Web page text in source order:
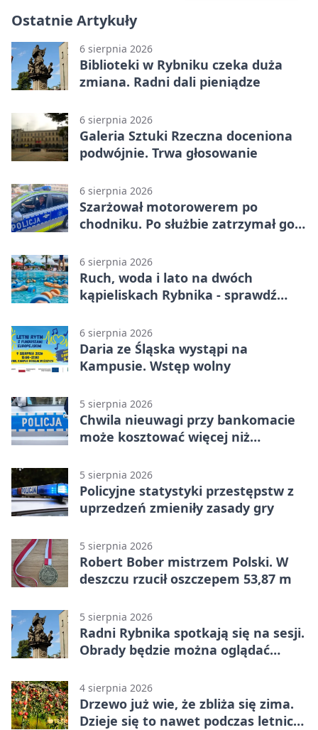
Ostatnie Artykuły
6 sierpnia 2026
Biblioteki w Rybniku czeka duża
zmiana. Radni dali pieniądze
6 sierpnia 2026
Galeria Sztuki Rzeczna doceniona
podwójnie. Trwa głosowanie
6 sierpnia 2026
Szarżował motorowerem po
chodniku. Po służbie zatrzymał go
6 sierpnia 2026
Ruch, woda i lato na dwóch
kąpieliskach Rybnika - sprawdź
6 sierpnia 2026
Daria ze Śląska wystąpi na
Kampusie. Wstęp wolny
5 sierpnia 2026
Chwila nieuwagi przy bankomacie
może kosztować więcej niż
5 sierpnia 2026
Policyjne statystyki przestępstw z
uprzedzeń zmieniły zasady gry
5 sierpnia 2026
Robert Bober mistrzem Polski. W
deszczu rzucił oszczepem 53,87 m
5 sierpnia 2026
Radni Rybnika spotkają się na sesji.
Obrady będzie można oglądać
4 sierpnia 2026
Drzewo już wie, że zbliża się zima.
Dzieje się to nawet podczas letnich